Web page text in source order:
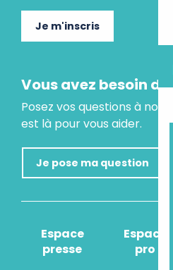
Je m'inscris
Vous avez besoin
Posez vos questions à
est là pour vous aider.
Je pose ma question
Espace
presse
Espace
pro